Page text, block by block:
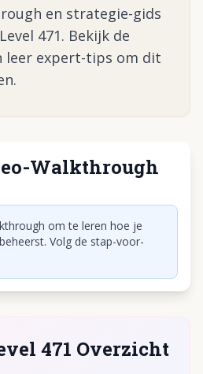
en strategie-gids
471. Bekijk de
leer expert-tips om dit
Walkthrough
af te spelen
om te leren hoe je
Volg de stap-voor-
471 Overzicht